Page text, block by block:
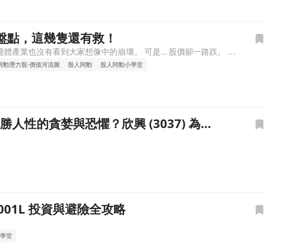
，這幾隻還有救！
最近很多人，都變成了「記憶卡蛙」。 明明 AI 還在成長， 記憶體產業也沒有看到大家想像中的崩壞。 可是... 股價卻一路跌。 ​ 很多人開始懷疑： 是不是景氣已經反轉？ 是不是記憶體又要回到慘業？
勳潛力股-價值河流圖 股人阿勳 股人阿勳小學堂
人性的貪婪與恐懼？欣興 (3037) 為例
投資與避險全攻略
堂